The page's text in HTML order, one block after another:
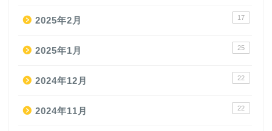
2025年2月 17
2025年1月 25
2024年12月 22
2024年11月 22